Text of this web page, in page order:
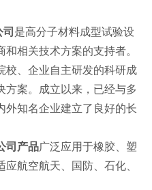
是高分子材料成型试验设
相关技术方案的支持者。
校、企业自主研发的科研成
方案。成立以来，已经与多
外知名企业建立了良好的长
司产品广泛应用于橡胶、塑
航空航天、国防、石化、